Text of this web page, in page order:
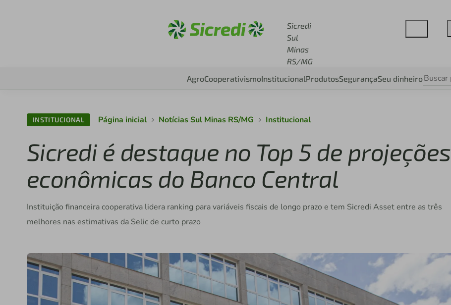
Sicredi
Sul
Minas
RS/MG
AgroCooperativismoInstitucionalProdutosSegurançaSeu dinheiro
INSTITUCIONAL Página inicial Notícias Sul Minas RS/MG Institucional
Sicredi é destaque no Top 5 de projeções
econômicas do Banco Central
Instituição financeira cooperativa lidera ranking para variáveis fiscais de longo prazo e tem Sicredi Asset entre as três
melhores nas estimativas da Selic de curto prazo